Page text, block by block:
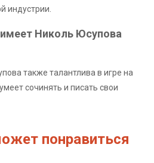
индустрии.
Николь Юсупова
также талантлива в игре на
сочинять и писать свои
понравиться